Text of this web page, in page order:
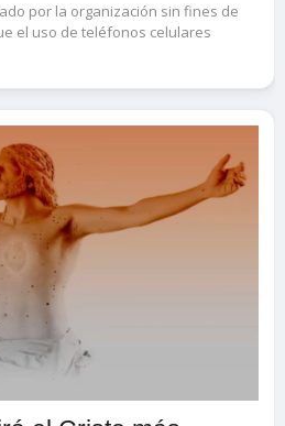
por la organización sin fines de
el uso de teléfonos celulares